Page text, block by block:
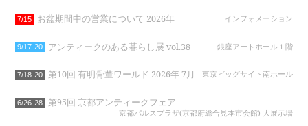
7/15 お盆期間中の営業について 2026年 インフォメーション
9/17-20 アンティークのある暮らし展 vol.38 銀座アートホール１階
7/18-20 第10回 有明骨董ワールド 2026年 7月 東京ビッグサイト南ホール
6/26-28 第95回 京都アンティークフェア
京都パルスプラザ(京都府総合見本市会館) 大展示場